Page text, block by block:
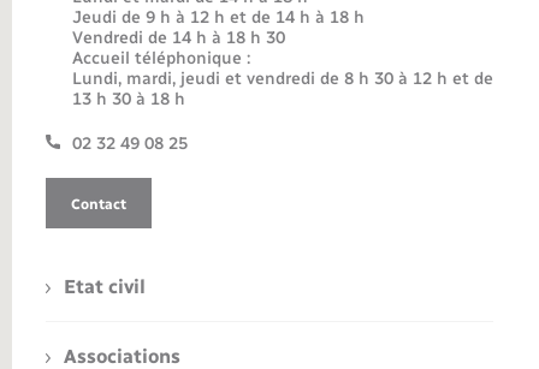
Jeudi de 9 h à 12 h et de 14 h à 18 h
Vendredi de 14 h à 18 h 30
Accueil téléphonique :
Lundi, mardi, jeudi et vendredi de 8 h 30 à 12 h et de
13 h 30 à 18 h
02 32 49 08 25
Contact
Etat civil
Associations